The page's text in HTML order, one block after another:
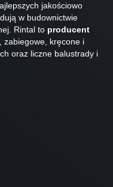
jakościowo
w budownictwie
Rintal to producent
zabiegowe, kręcone i
oraz liczne balustrady i